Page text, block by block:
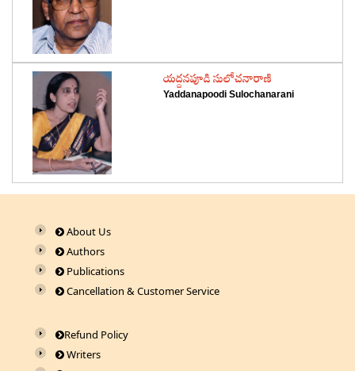
‌యద్దనపూడి సులోచనారాణి
Yaddanapoodi Sulochanarani
About Us
Authors
Publications
Cancellation & Customer Service
Refund Policy
Writers